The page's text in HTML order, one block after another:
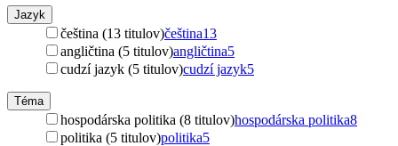
Jazyk
čeština (13 titulov)čeština13
angličtina (5 titulov)angličtina5
cudzí jazyk (5 titulov)cudzí jazyk5
Téma
hospodárska politika (8 titulov)hospodárska politika8
politika (5 titulov)politika5